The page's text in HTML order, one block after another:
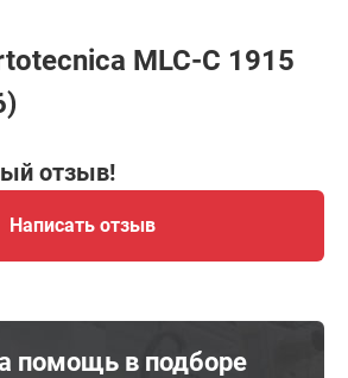
MLC-C 1915
отзыв!
Написать отзыв
помощь в подборе